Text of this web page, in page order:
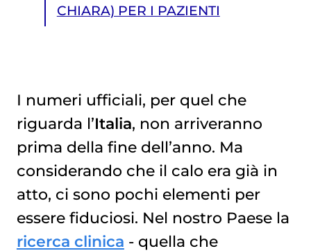
CHIARA) PER I PAZIENTI
I numeri ufficiali, per quel che
riguarda l’Italia, non arriveranno
prima della fine dell’anno. Ma
considerando che il calo era già in
atto, ci sono pochi elementi per
essere fiduciosi. Nel nostro Paese la
ricerca clinica - quella che